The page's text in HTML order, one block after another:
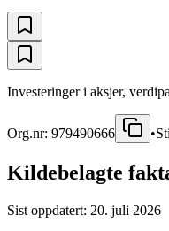
Investeringer i aksjer,
Org.nr: 979490666 •
Kildebelagte
Sist oppdatert: 20. juli 2026